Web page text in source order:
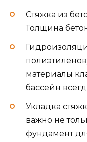
Стяжка из
Толщина
материалы
бассейн
Укладка
важно не
фундамент